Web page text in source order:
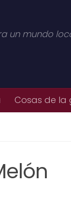
un mundo
Cosas de la